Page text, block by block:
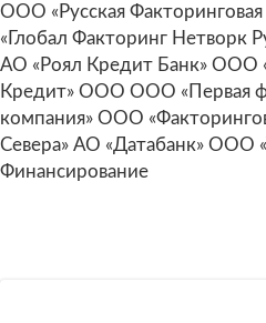
ООО «Русская
«Глобал Факторинг Нетворк
АО «Роял Кредит Банк» ООО
Кредит» ООО ООО «Первая
компания» ООО
Севера» АО «Датабанк» ООО
Финансирование